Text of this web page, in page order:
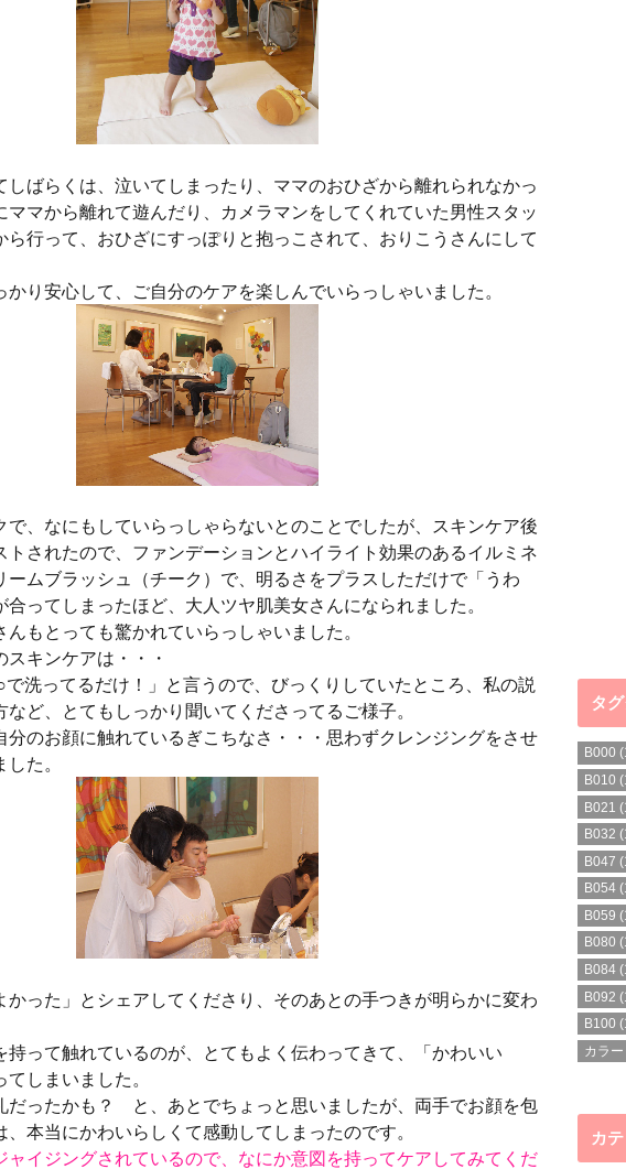
しばらくは、泣いてしまったり、ママのおひざから離れられなかっ
ママから離れて遊んだり、カメラマンをしてくれていた男性スタッ
ら行って、おひざにすっぽりと抱っこされて、おりこうさんにして
かり安心して、ご自分のケアを楽しんでいらっしゃいました。
で、なにもしていらっしゃらないとのことでしたが、スキンケア後
トされたので、ファンデーションとハイライト効果のあるイルミネ
ームブラッシュ（チーク）で、明るさをプラスしただけで「うわ
合ってしまったほど、大人ツヤ肌美女さんになられました。
もとっても驚かれていらっしゃいました。
キンケアは・・・
で洗ってるだけ！」と言うので、びっくりしていたところ、私の説
など、とてもしっかり聞いてくださってるご様子。
分のお顔に触れているぎこちなさ・・・思わずクレンジングをさせ
た。
かった」とシェアしてくださり、そのあとの手つきが明らかに変わ
持って触れているのが、とてもよく伝わってきて、「かわいい
しまいました。
だったかも？ と、あとでちょっと思いましたが、両手でお顔を包
本当にかわいらしくて感動してしまったのです。
ャイジングされているので、なにか意図を持ってケアしてみてくだ
タ
B000
B010
B021
B032
B047
B054
B059
B080
B084
B092
B100
カラ
カ